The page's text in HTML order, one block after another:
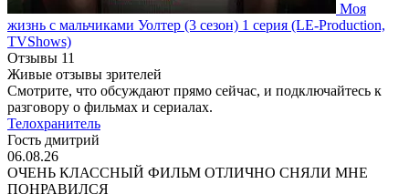
Моя
жизнь с мальчиками Уолтер (3 сезон) 1 серия (LE-Production,
TVShows)
Отзывы 11
Живые отзывы зрителей
Смотрите, что обсуждают прямо сейчас, и подключайтесь к
разговору о фильмах и сериалах.
Телохранитель
Гость дмитрий
06.08.26
ОЧЕНЬ КЛАССНЫЙ ФИЛЬМ ОТЛИЧНО СНЯЛИ МНЕ
ПОНРАВИЛСЯ